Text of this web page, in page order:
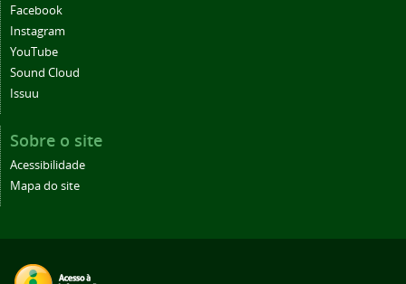
Facebook
Instagram
YouTube
Sound Cloud
Issuu
Sobre o site
Acessibilidade
Mapa do site